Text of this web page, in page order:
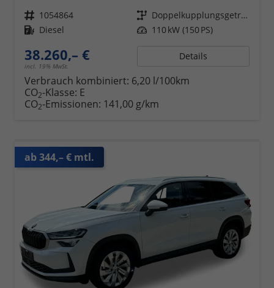
Fahrzeugnr. 1054864 Getriebe
Doppelkupplungsgetriebe (DSG)
Kraftstoff Diesel Leistung 110 kW (150 PS)
38.260,– €
incl. 19% MwSt.
Details
Verbrauch kombiniert: 6,20 l/100km
CO2-Klasse: E
CO2-Emissionen: 141,00 g/km
ab 344,– € mtl.